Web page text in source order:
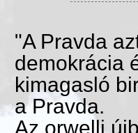
"A Pravda
demokrácia
kimagasló
a Pravda.
Az orwelli